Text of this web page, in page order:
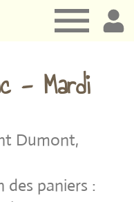
- Mardi
Dumont,
des paniers :